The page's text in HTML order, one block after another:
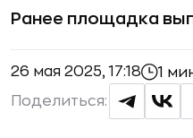
Ранее площадка
26 мая 2025, 17:18 1
Поделиться: